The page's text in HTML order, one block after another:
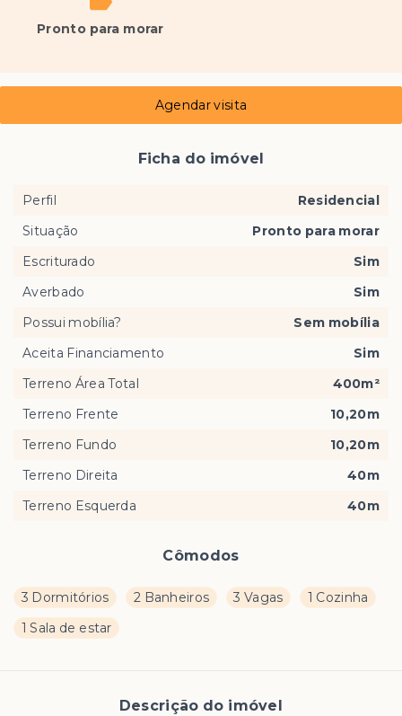
Pronto para morar
Cômodos
3 Dormitórios 2 Banheiros 3 Vagas
1 Cozinha
1 Sala de estar
Descrição do imóvel
Agendar visita
Ficha do imóvel
Perfil
Residencial
Situação
Pronto para morar
Escriturado
Sim
Averbado
Sim
Possui mobília?
Sem mobília
Aceita Financiamento
Sim
Terreno Área Total
400m²
Terreno Frente
10,20m
Terreno Fundo
10,20m
Terreno Direita
40m
Terreno Esquerda
40m